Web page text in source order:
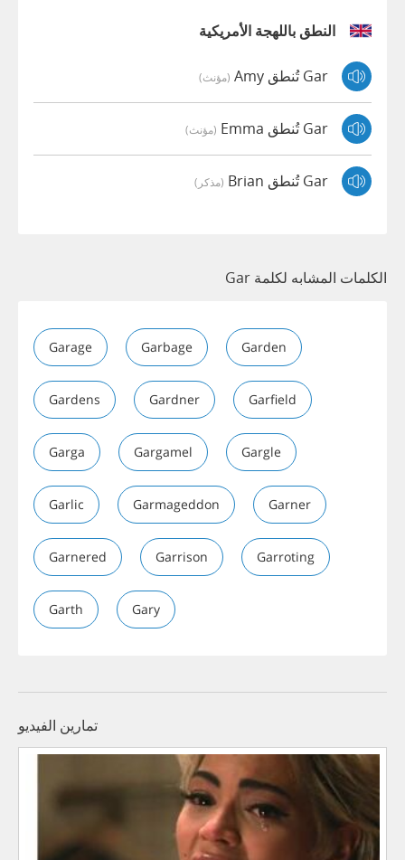
النطق باللهجة الأمريكية
Gar تُنطق Amy (مؤنث)
Gar تُنطق Emma (مؤنث)
Gar تُنطق Brian (مذكر)
الكلمات المشابه لكلمة Gar
Garage Garbage Garden
Gardens Gardner Garfield
Garga Gargamel Gargle
Garlic Garmageddon Garner
Garnered Garrison Garroting
Garth Gary
تمارين الفيديو